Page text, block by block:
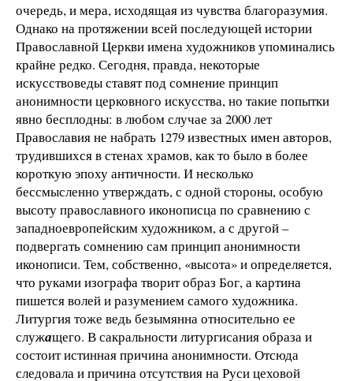
очередь, и мера, исходящая из чувства благоразумия.
Однако на протяжении всей последующей истории
Православной Церкви имена художников упоминались
крайне редко. Сегодня, правда, некоторые
искусствоведы ставят под сомнение принцип
анонимности церковного искусства, но такие попытки
явно бесплодны: в любом случае за 2000 лет
Православия не набрать 1279 известных имен авторов,
трудившихся в стенах храмов, как то было в более
короткую эпоху античности. И несколько
бессмысленно утверждать, с одной стороны, особую
высоту православного иконописца по сравнению с
западноевропейским художником, а с другой –
подвергать сомнению сам принцип анонимности
иконописи. Тем, собственно, «высота» и определяется,
что руками изографа творит образ Бог, а картина
пишется волей и разумением самого художника.
Литургия тоже ведь безымянна относительно ее
служащего. В сакральности литургисания образа и
состоит истинная причина анонимности. Отсюда
следовала и причина отсутствия на Руси цеховой